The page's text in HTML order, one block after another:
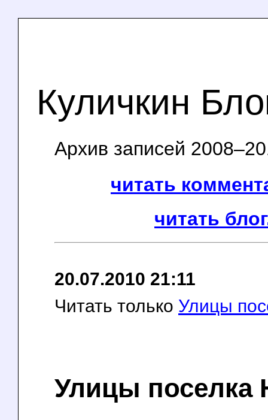
Куличкин
Архив записей
читать
читать
20.07.2010 21:11
Читать только Улицы
Улицы поселка